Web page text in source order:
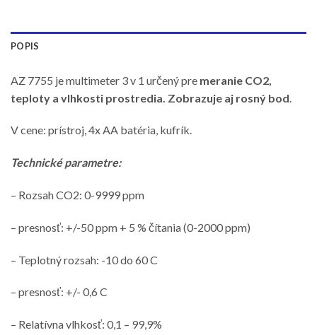
POPIS
AZ 7755 je multimeter 3 v 1 určený pre meranie CO2,
teploty a vlhkosti prostredia. Zobrazuje aj rosný bod
V cene: prístroj, 4x AA batéria, kufrík.
Technické parametre:
– Rozsah CO2: 0-9999 ppm
– presnosť: +/-50 ppm + 5 % čítania (0-2000 ppm)
– Teplotný rozsah: -10 do 60 C
– presnosť: +/- 0,6 C
– Relatívna vlhkosť: 0,1 – 99,9%